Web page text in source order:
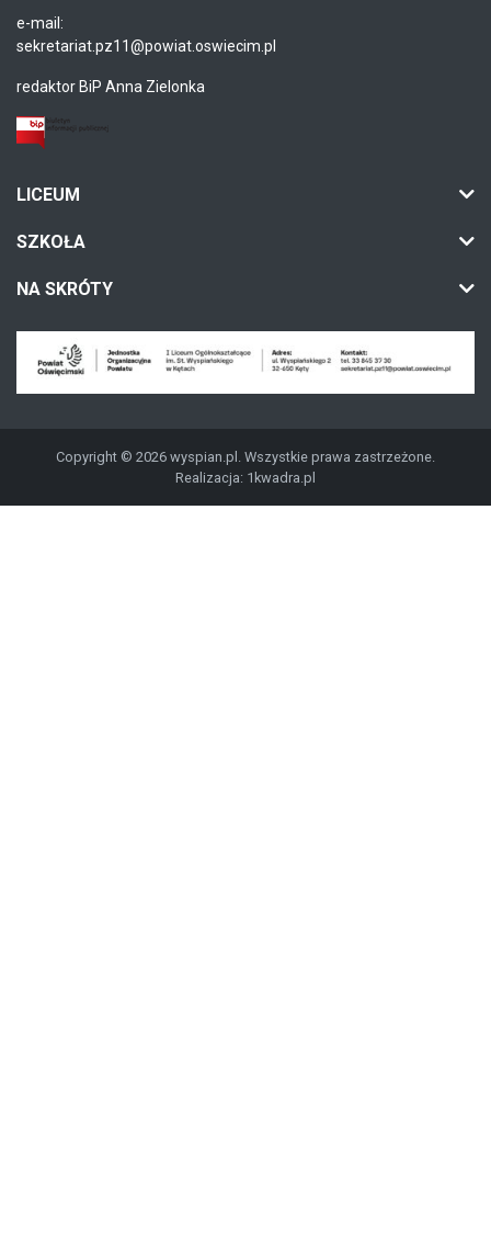
e-mail:
sekretariat.pz11@powiat.oswiecim.pl
redaktor BiP Anna Zielonka
LICEUM
SZKOŁA
NA SKRÓTY
Copyright © 2026 wyspian.pl. Wszystkie prawa zastrzeżone.
Realizacja: 1kwadra.pl